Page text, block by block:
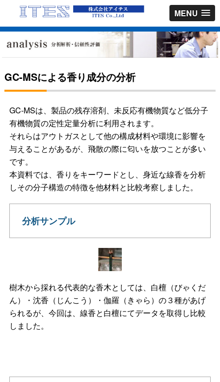
MENU
GC-MSによる香り成分の分析
GC-MSは、製品の残存溶剤、未反応有機物質など低分子
有機物質の定性定量分析に利用されます。
それらはアウトガスとして他の構成材料や環境に影響を
与えることがあるが、飛散の際に匂いを放つことが多い
です。
本資料では、香りをキーワードとし、身近な線香を分析
しその分子構造の特徴を他材料と比較考察しました。
分析サンプル
樹木から採れる代表的な香木としては、白檀（びゃくだ
ん）・沈香（じんこう）・伽羅（きゃら）の３種があげ
られるが、今回は、線香と白檀にてデータを取得し比較
しました。